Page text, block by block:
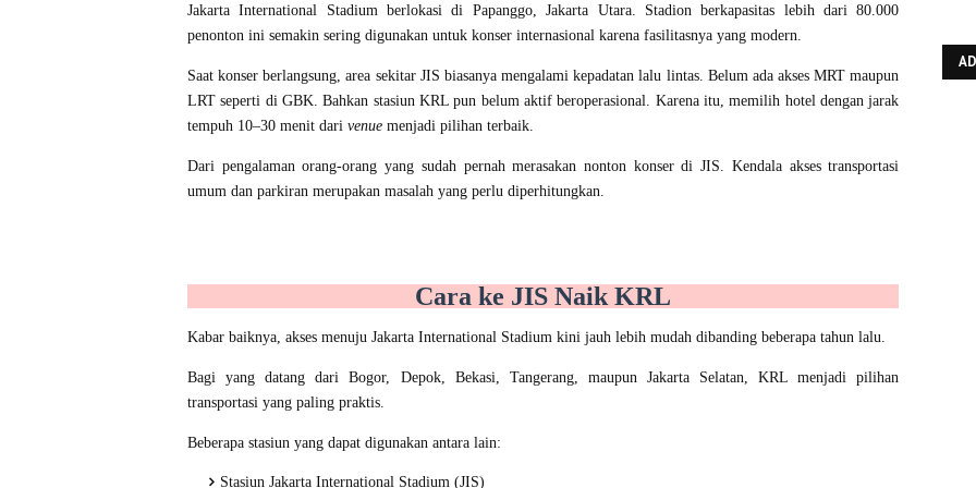
Jakarta International Stadium berlokasi di Papanggo, Jakarta Utara. Stadion berkapasitas lebih dari 80.000
penonton ini semakin sering digunakan untuk konser internasional karena fasilitasnya yang modern.
Saat konser berlangsung, area sekitar JIS biasanya mengalami kepadatan lalu lintas. Belum ada akses MRT maupun
LRT seperti di GBK. Bahkan stasiun KRL pun belum aktif beroperasional. Karena itu, memilih hotel dengan jarak
tempuh 10–30 menit dari venue menjadi pilihan terbaik.
Dari pengalaman orang-orang yang sudah pernah merasakan nonton konser di JIS. Kendala akses transportasi
umum dan parkiran merupakan masalah yang perlu diperhitungkan.
Cara ke JIS Naik KRL
Kabar baiknya, akses menuju Jakarta International Stadium kini jauh lebih mudah dibanding beberapa tahun lalu.
Bagi yang datang dari Bogor, Depok, Bekasi, Tangerang, maupun Jakarta Selatan, KRL menjadi pilihan
transportasi yang paling praktis.
Beberapa stasiun yang dapat digunakan antara lain:
Stasiun Jakarta International Stadium (JIS)